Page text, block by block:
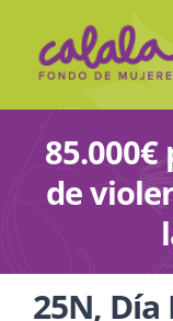
content
de
25N,